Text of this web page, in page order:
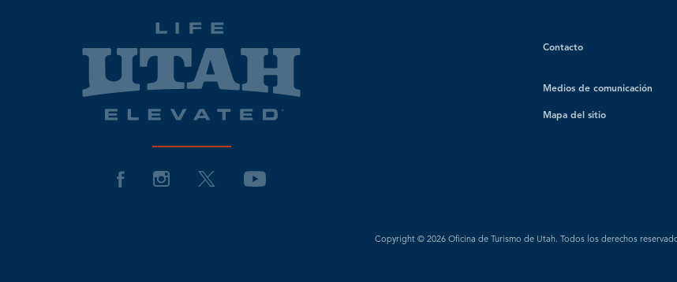
Contacto
Medios de comunicación
Mapa del sitio
Copyright © 2026 Oficina de Turismo de Utah. Todos los derechos